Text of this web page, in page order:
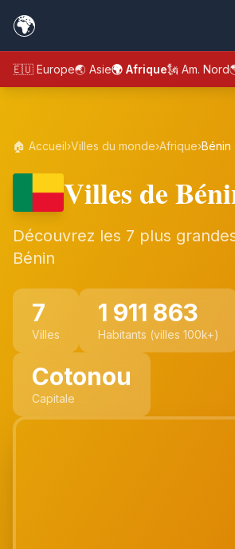
🌍
🇪🇺 Europe🌏 Asie🌍 Afrique🗽 Am. Nord
🏠 Accueil›Villes du monde›Afrique›Bénin
Villes de
Découvrez les 7 plus grandes
Bénin
7
Villes
1 911 863
Habitants (villes 100k+)
Cotonou
Capitale